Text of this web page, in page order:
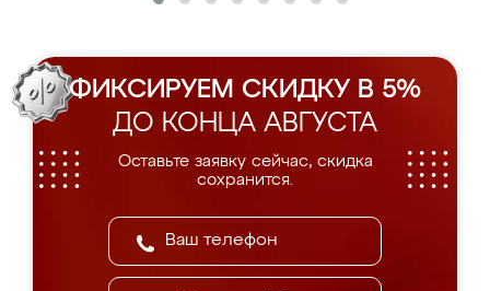
ФИКСИРУЕМ СКИДКУ В 5%
ДО КОНЦА АВГУСТА
Оставьте заявку сейчас, скидка
сохранится.